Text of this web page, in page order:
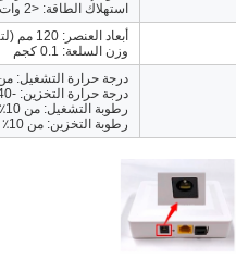
استهلاك الطاقة: <2 وات (FD101HC) ، <2.3 وات (FD111HC)
أبعاد العنصر: 120 مم (لتر) × 80 مم (عرض) × 26 مم (ارتفاع)
وزن السلعة: 0.1 كجم
درجة حرارة التشغيل: من 0 إلى 50 درجة
درجة حرارة التخزين: -40 إلى 85 درجة مئوية
رطوبة التشغيل: من 10٪ إلى 90٪ (بدون تكاثف)
رطوبة التخزين: من 10٪ إلى 90٪ (بدون تكاثف)